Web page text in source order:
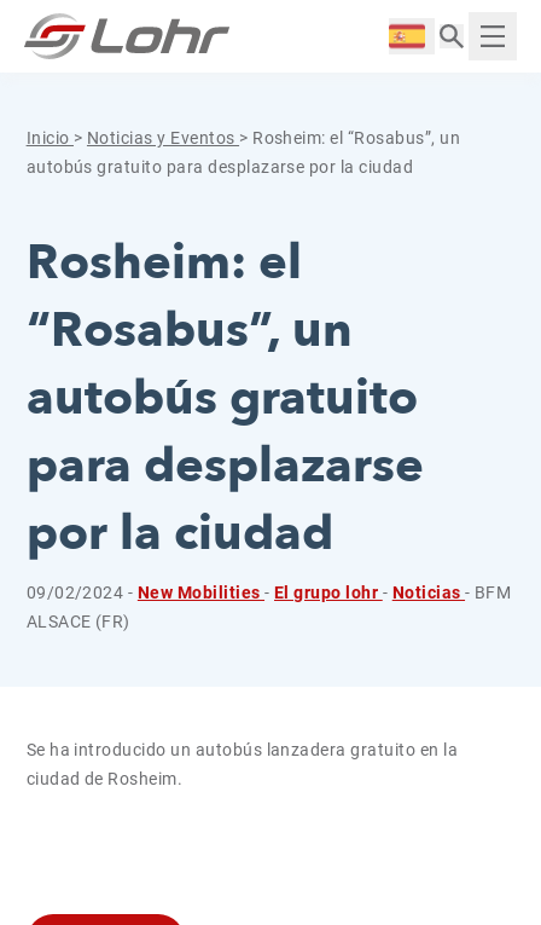
Saltar al contenido
Langue :
Inicio > Noticias y Eventos > Rosheim: el “Rosabus”, un
autobús gratuito para desplazarse por la ciudad
Rosheim: el
“Rosabus”, un
autobús gratuito
para desplazarse
por la ciudad
09/02/2024 - New Mobilities-El grupo lohr - Noticias- BFM
ALSACE (FR)
Se ha introducido un autobús lanzadera gratuito en la
ciudad de Rosheim.
Panel de gestión de cookies